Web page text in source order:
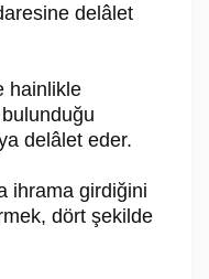
delâlet
hainlikle
bulunduğu
delâlet eder.
ihrama girdiğini
dört şekilde